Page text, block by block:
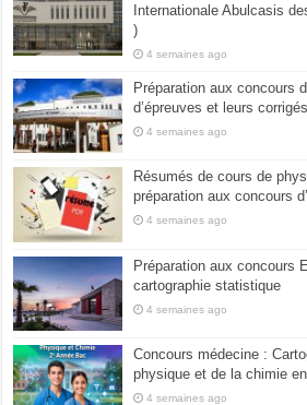
Internationale Abulcasis
)
4 semaines ago
Préparation aux concours
d’épreuves et leurs corrigés
4 semaines ago
Résumés de cours de
préparation aux concours
4 semaines ago
Préparation aux concours
cartographie statistique
4 semaines ago
Concours médecine :
physique et de la chimie
4 semaines ago